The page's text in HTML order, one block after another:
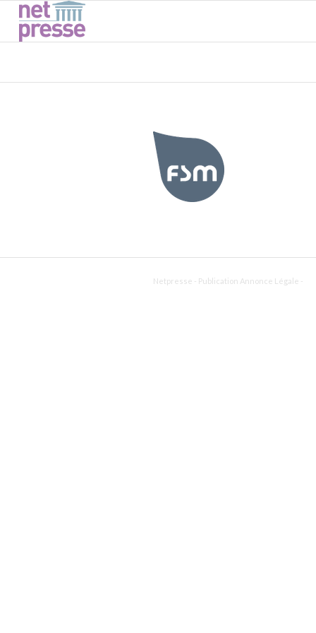
Netpresse - Publication Annonce Légale -